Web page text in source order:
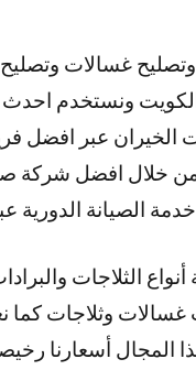
غسالات وتصليح
ونستخدم احدث
الخيران عبر افضل
خلال افضل شركة
الصيانة الدورية
الثلاجات
وثلاجات كما
المجال أسعارنا